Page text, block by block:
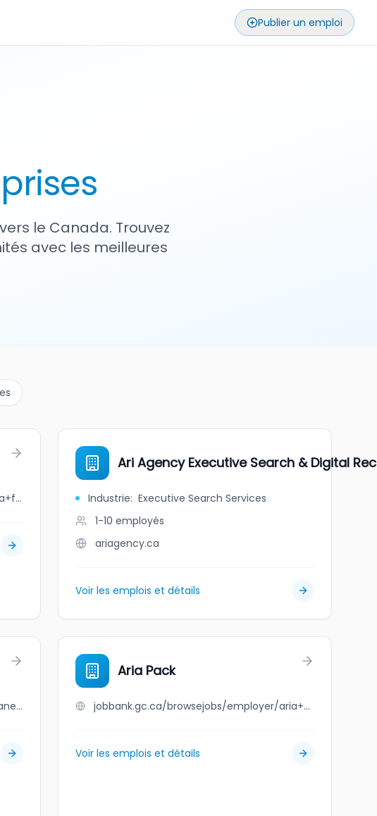
Publier un emploi
le Canada. Trouvez
avec les meilleures
jobbank.gc.ca/browsejobs/employer/aria+flooring+ltd/ca
Ari Agency Executive Search & Digital
Industrie: Executive Search Services
1-10 employés
ariagency.ca
Voir les emplois et détails
jobbank.gc.ca/browsejobs/employer/ariane+joyce+convento/ca
Aria Pack
jobbank.gc.ca/browsejobs/employer/aria+pack/ca
Voir les emplois et détails